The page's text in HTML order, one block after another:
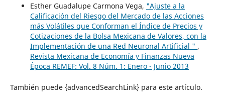
Esther Guadalupe Carmona Vega, "Ajuste a la
Calificación del Riesgo del Mercado de las Acciones
más Volátiles que Conforman el Índice de Precios y
Cotizaciones de la Bolsa Mexicana de Valores, con la
Implementación de una Red Neuronal Artificial " ,
Revista Mexicana de Economía y Finanzas Nueva
Época REMEF: Vol. 8 Núm. 1: Enero - Junio 2013
También puede {advancedSearchLink} para este artículo.